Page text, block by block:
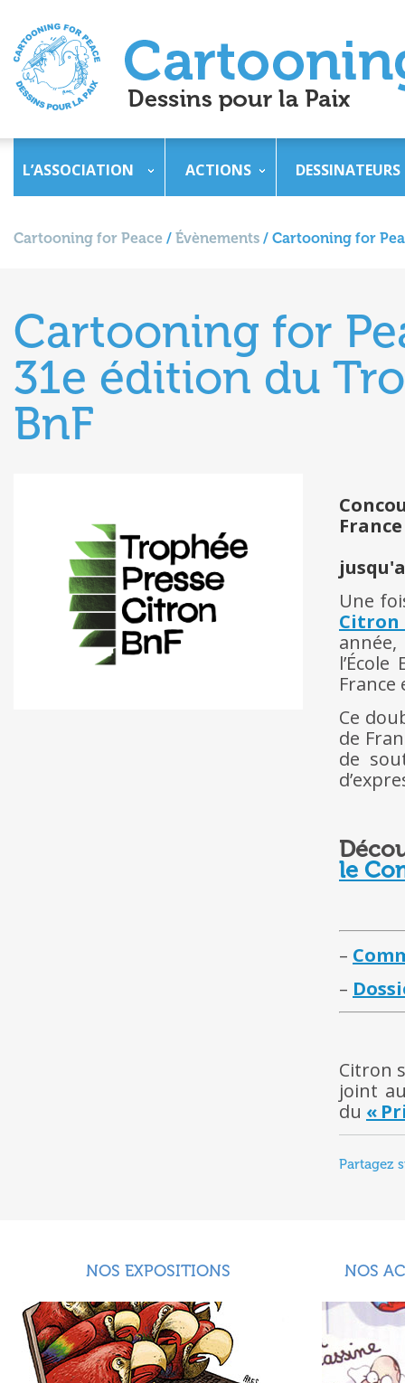
L’ASSOCIATION ACTIONS DESSINATEURS
Cartooning for Peace / Évènements / Cartooning for
Cartooning for
31e édition du
BnF
France
Une
Citron
année,
Ce
de
de
le
–
–
Citron
joint
du «
Partagez
NOS EXPOSITIONS NOS